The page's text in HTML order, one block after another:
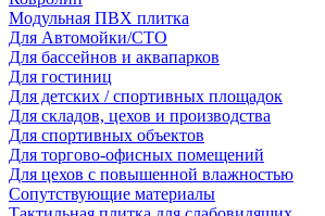
Модульная ПВХ плитка
Для Автомойки/СТО
Для бассейнов и аквапарков
Для гостиниц
Для детских / спортивных площадок
Для складов, цехов и производства
Для спортивных объектов
Для торгово-офисных помещений
Для цехов с повышенной влажностью
Сопутствующие материалы